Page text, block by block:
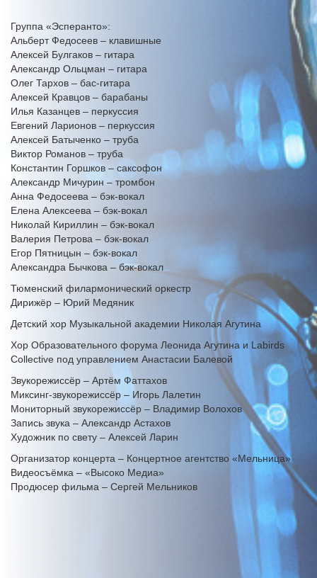
Группа «Эсперанто»:
Альберт Федосеев – клавишные
Алексей Булгаков – гитара
Александр Ольцман – гитара
Олег Тархов – бас-гитара
Алексей Кравцов – барабаны
Илья Казанцев – перкуссия
Евгений Ларионов – перкуссия
Алексей Батыченко – труба
Виктор Романов – труба
Константин Горшков – саксофон
Александр Мичурин – тромбон
Анна Федосеева – бэк-вокал
Елена Алексеева – бэк-вокал
Николай Кириллин – бэк-вокал
Валерия Петрова – бэк-вокал
Егор Пятницын – бэк-вокал
Александра Бычкова – бэк-вокал
Тюменский филармонический оркестр
Дирижёр – Юрий Медяник
Детский хор Музыкальной академии Николая Агутина
Хор Образовательного форума Леонида Агутина и Labirds
Collective под управлением Анастасии Балевой
Звукорежиссёр – Артём Фаттахов
Миксинг-звукорежиссёр – Игорь Лалетин
Мониторный звукорежиссёр – Владимир Волохов
Запись звука – Александр Астахов
Художник по свету – Алексей Ларин
Организатор концерта – Концертное агентство «Мельница»
Видеосъёмка – «Высоко Медиа»
Продюсер фильма – Сергей Мельников